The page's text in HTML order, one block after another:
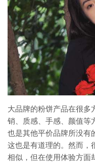
大品牌的粉饼产品在很多
销、质感、手感、颜值等
也是其他平价品牌所没有
这也是有道理的。然而，
相似，但在使用体验方面